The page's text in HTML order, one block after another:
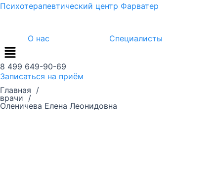
Перейти
Психотерапевтический центр Фарватер
О нас Специалисты
8 499 649-90-69
Записаться на приём
Главная /
врачи /
Оленичева Елена Леонидовна